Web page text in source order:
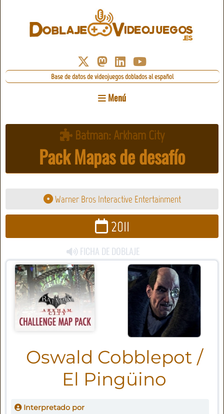
Base de datos de videojuegos doblados al español
Menú
Batman: Arkham City
Pack Mapas de desafío
Warner Bros Interactive Entertainment
2011
FICHA DE DOBLAJE
Oswald Cobblepot /
El Pingüino
Interpretado por